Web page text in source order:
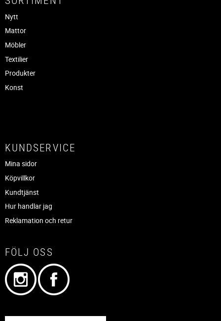
Nytt
Mattor
Möbler
Textilier
Produkter
Konst
KUNDSERVICE
Mina sidor
Köpvillkor
Kundtjänst
Hur handlar jag
Reklamation och retur
FÖLJ OSS